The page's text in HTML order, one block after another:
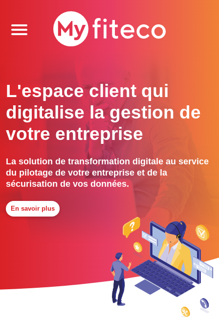
L'espace client qui
digitalise la gestion de
votre entreprise
La solution de transformation digitale au service
du pilotage de votre entreprise et de la
sécurisation de vos données.
En savoir plus